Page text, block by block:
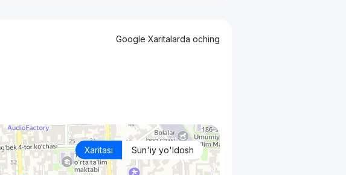
Google Xaritalarda oching
Xaritasi Sun'iy yo'ldosh